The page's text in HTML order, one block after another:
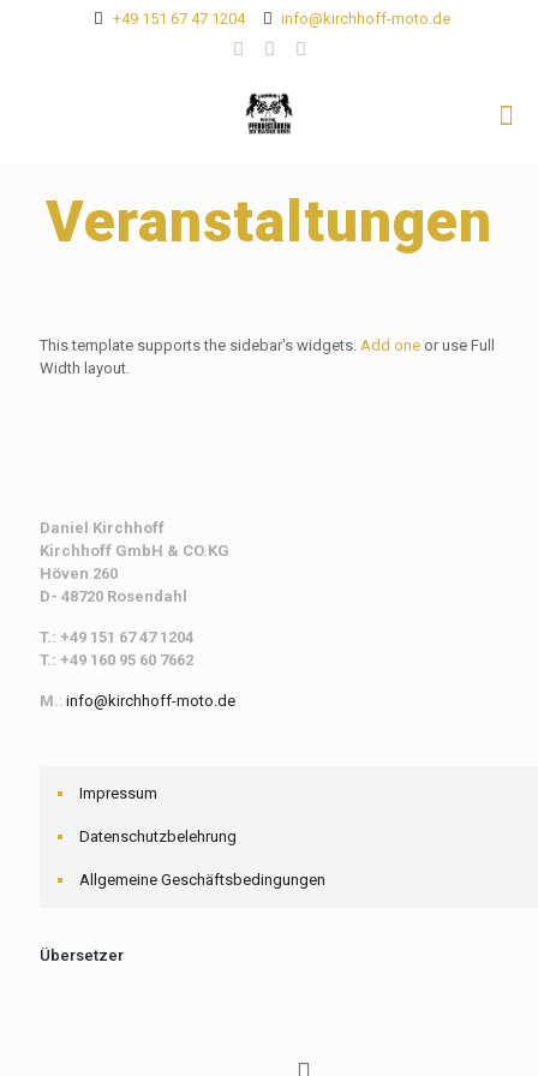
+49 151 67 47 1204 info@kirchhoff-moto.de
Veranstaltungen
This template supports the sidebar's widgets. Add one or use Full
Width layout.
Daniel Kirchhoff
Kirchhoff GmbH & CO.KG
Höven 260
D- 48720 Rosendahl
T.: +49 151 67 47 1204
T.: +49 160 95 60 7662
M.: info@kirchhoff-moto.de
Impressum
Datenschutzbelehrung
Allgemeine Geschäftsbedingungen
Übersetzer